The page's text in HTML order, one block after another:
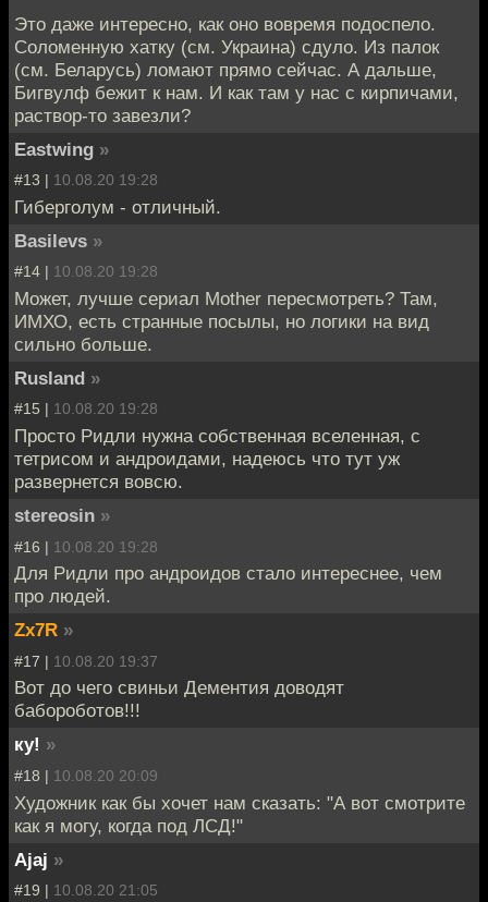
Это даже интересно, как оно вовремя подоспело.
Соломенную хатку (см. Украина) сдуло. Из палок
(см. Беларусь) ломают прямо сейчас. А дальше,
Бигвулф бежит к нам. И как там у нас с кирпичами,
раствор-то завезли?
Eastwing »
#13 | 10.08.20 19:28
Гиберголум - отличный.
Basilevs »
#14 | 10.08.20 19:28
Может, лучше сериал Mother пересмотреть? Там,
ИМХО, есть странные посылы, но логики на вид
сильно больше.
Rusland »
#15 | 10.08.20 19:28
Просто Ридли нужна собственная вселенная, с
тетрисом и андроидами, надеюсь что тут уж
развернется вовсю.
stereosin »
#16 | 10.08.20 19:28
Для Ридли про андроидов стало интереснее, чем
про людей.
Zx7R »
#17 | 10.08.20 19:37
Вот до чего свиньи Дементия доводят
бабороботов!!!
ку! »
#18 | 10.08.20 20:09
Художник как бы хочет нам сказать: "А вот смотрите
как я могу, когда под ЛСД!"
Ajaj »
#19 | 10.08.20 21:05